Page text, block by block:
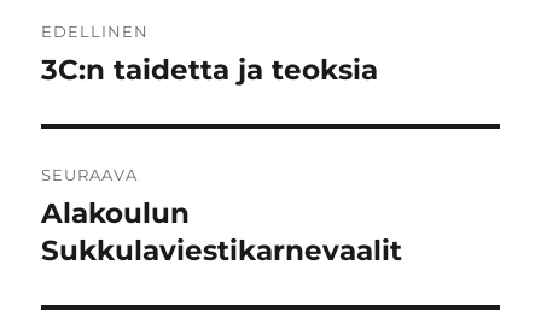
selaus
EDELLINEN
Edellinen
3C:n taidetta ja teoksia
SEURAAVA
Seuraava
artikkeli:
Alakoulun
Sukkulaviestikarnevaalit